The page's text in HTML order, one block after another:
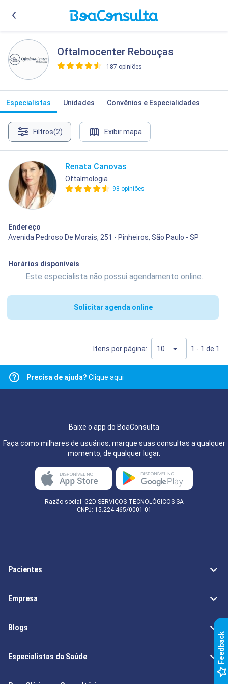
Oftalmocenter Rebouças
187 opiniões
Especialistas Unidades Convênios e Especialidades
Filtros(2) Exibir mapa
Renata Canovas
Oftalmologia
98 opiniões
Endereço
Avenida Pedroso De Morais, 251 - Pinheiros, São Paulo - SP
Horários disponíveis
Este especialista não possui agendamento online.
Solicitar agenda online
Itens por página: 1 - 1 de 1
Precisa de ajuda? Clique aqui
Baixe o app do BoaConsulta
Faça como milhares de usuários, marque suas consultas a qualquer
momento, de qualquer lugar.
Razão social: G2D SERVIÇOS TECNOLÓGICOS SA
CNPJ: 15.224.465/0001-01
Pacientes
Empresa
Blogs
Especialistas da Saúde k